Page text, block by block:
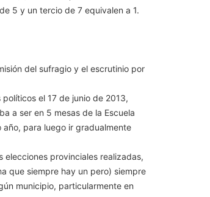
5 y un tercio de 7 equivalen a 1.
del sufragio y el escrutinio por
el 17 de junio de 2013,
a ser en 5 mesas de la Escuela
para luego ir gradualmente
elecciones provinciales realizadas,
que siempre hay un pero) siempre
municipio, particularmente en